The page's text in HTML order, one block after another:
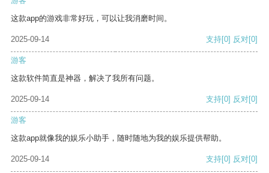
这款app的游戏非常好玩，可以让我消磨时间。
2025-09-14 支持[0] 反对[0]
游客
这款软件简直是神器，解决了我所有问题。
2025-09-14 支持[0] 反对[0]
游客
这款app就像我的娱乐小助手，随时随地为我的娱乐提供帮助。
2025-09-14 支持[0] 反对[0]